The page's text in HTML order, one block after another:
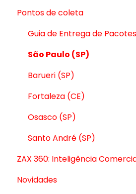
Vendas
Anúncios
Melhorias para o seu cliente
Catálogo
Pagamentos
Varejo
Pontos de coleta
Guia de Entrega de Pacotes
São Paulo (SP)
Barueri (SP)
Fortaleza (CE)
Osasco (SP)
Santo André (SP)
ZAX 360: Inteligência
Módulo 1: Gestão de Vendas
Novidades